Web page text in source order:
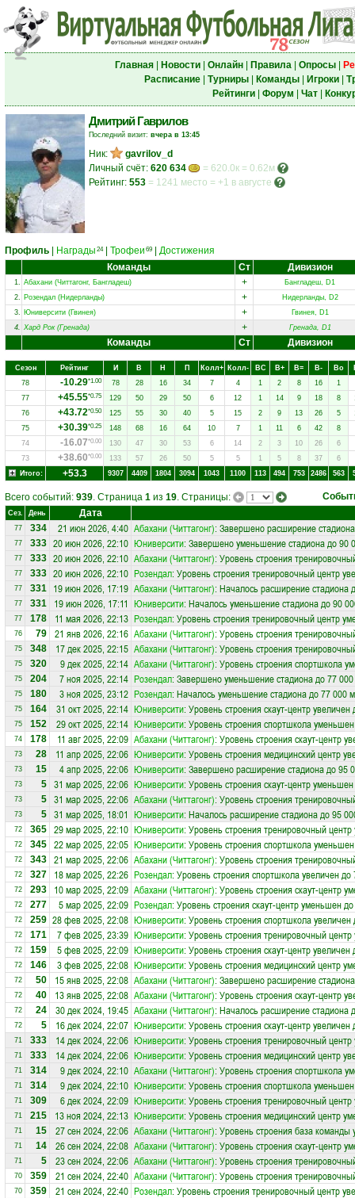
Главная| Новости| Онлайн| Правила| Опросы|
Расписание| Турниры| Команды| Игроки|
Рейтинги| Форум Чат|
Дмитрий Гаврилов
Последний визит: вчера в 13:45
Ник:
gavrilov_d
Личный счёт: 620 634
= 620.0к = 0.62м
Рейтинг: 553 = 1241 место = +1 в августе
Профиль Награды 24| Трофеи 69
Достижения
Команды
Ст Дивизион
1. Абахани (Читтагонг, Бангладеш) +
Бангладеш, D1
2. Розендал (Нидерланды) +
Нидерланды, D2
3. Юниверсити (Гвинея) +
Гвинея, D1
4. Хард Рок (Гренада) + Гренада, D1
Команды Ст Дивизион
Сезон Рейтинг И В Н П Колл+ Колл- ВC В+ В= В- Вo
78
-10.29*1.00 78 28 16 34 7 4 1 2 8 16
1
77
+45.55*0.75 129 50 29 50 6 12 1 14 9 18 8
76
+43.72*0.50 125 55 30 40 5 15 2 9 13 26 5
75
+30.39*0.25 148 68 16 64 10 7 1 11 6 42
8
74
-16.07*0.00 130 47 30 53 6 14 2 3 10 26
6
73
+38.60*0.00 133 57 26 50 5 5 1 5 8 37
6
Итого:
+53.3 9307 4409 1804 3094 1043 1100 113 494 753 2486 563
Всего событий: 939. Страница 1 из 19. Страницы:
Сез. День Дата
77 334 21 июн 2026, 4:40 Абахани (Читтагонг): Завершено расширение
77 333 20 июн 2026, 22:10 Юниверсити: Завершено уменьшение стадиона до 90
77 333 20 июн 2026, 22:10 Абахани (Читтагонг): Уровень строения
77 333 20 июн 2026, 22:10 Розендал: Уровень строения тренировочный центр
77 331 19 июн 2026, 17:19 Абахани (Читтагонг): Началось расширение стадиона
77 331 19 июн 2026, 17:11 Юниверсити: Началось уменьшение стадиона до 90
77 178 11 мая 2026, 22:13 Розендал: Уровень строения тренировочный центр
76 79 21 янв 2026, 22:16 Абахани (Читтагонг): Уровень строения
75 348 17 дек 2025, 22:15 Абахани (Читтагонг): Уровень строения
75 320 9 дек 2025, 22:14 Абахани (Читтагонг): Уровень строения спортшкола
75 204 7 ноя 2025, 22:14 Розендал: Завершено уменьшение стадиона до 77
75 180 3 ноя 2025, 23:12 Розендал: Началось уменьшение стадиона до 77 000
75 164 31 окт 2025, 22:14 Юниверсити: Уровень строения скаут-центр увеличен
75 152 29 окт 2025, 22:14 Юниверсити: Уровень строения спортшкола
74 178 11 авг 2025, 22:09 Абахани (Читтагонг): Уровень строения скаут-центр
73 28 11 апр 2025, 22:06 Юниверсити: Уровень строения медицинский центр
73 15 4 апр 2025, 22:06 Юниверсити: Завершено расширение стадиона до 95
73 5 31 мар 2025, 22:06 Юниверсити: Уровень строения скаут-центр
73 5 31 мар 2025, 22:06 Абахани (Читтагонг): Уровень строения
73 5 31 мар 2025, 18:01 Юниверсити: Началось расширение стадиона до 95
72 365 29 мар 2025, 22:10 Юниверсити: Уровень строения тренировочный
72 345 22 мар 2025, 22:05 Юниверсити: Уровень строения спортшкола
72 343 21 мар 2025, 22:06 Абахани (Читтагонг): Уровень строения
72 327 18 мар 2025, 22:26 Розендал: Уровень строения спортшкола увеличен до
72 293 10 мар 2025, 22:09 Абахани (Читтагонг): Уровень строения скаут-центр
72 277 5 мар 2025, 22:09 Розендал: Уровень строения скаут-центр уменьшен
72 259 28 фев 2025, 22:08 Юниверсити: Уровень строения спортшкола увеличен
72 171 7 фев 2025, 23:39 Юниверсити: Уровень строения тренировочный
72 159 5 фев 2025, 22:09 Юниверсити: Уровень строения скаут-центр увеличен
72 146 3 фев 2025, 22:08 Юниверсити: Уровень строения медицинский центр
72 50 15 янв 2025, 22:08 Абахани (Читтагонг): Завершено расширение
72 40 13 янв 2025, 22:08 Абахани (Читтагонг): Уровень строения скаут-центр
72 24 30 дек 2024, 19:45 Абахани (Читтагонг): Началось расширение стадиона
72 5 16 дек 2024, 22:07 Юниверсити: Уровень строения скаут-центр увеличен
71 333 14 дек 2024, 22:06 Юниверсити: Уровень строения тренировочный
71 333 14 дек 2024, 22:06 Юниверсити: Уровень строения медицинский центр
71 314 9 дек 2024, 22:10 Абахани (Читтагонг): Уровень строения спортшкола
71 314 9 дек 2024, 22:10 Юниверсити: Уровень строения спортшкола
71 309 6 дек 2024, 22:09 Юниверсити: Уровень строения тренировочный
71 215 13 ноя 2024, 22:13 Юниверсити: Уровень строения медицинский центр
71 15 27 сен 2024, 22:06 Абахани (Читтагонг): Уровень строения база
71 14 26 сен 2024, 22:08 Абахани (Читтагонг): Уровень строения скаут-центр
71 5 23 сен 2024, 22:06 Абахани (Читтагонг): Уровень строения
70 359 21 сен 2024, 22:40 Абахани (Читтагонг): Уровень строения
70 359 21 сен 2024, 22:40 Розендал: Уровень строения тренировочный центр